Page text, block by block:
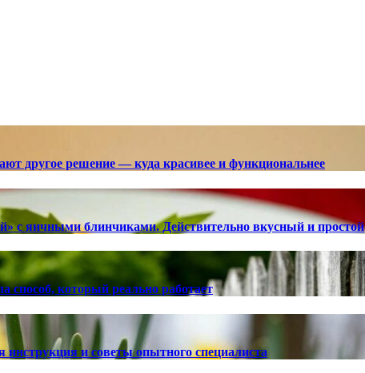
другое решение — куда красивее и функциональнее
яичными блинчиками. Действительно вкусный и простой
способ, который реально работает
инструкция и советы опытного специалиста